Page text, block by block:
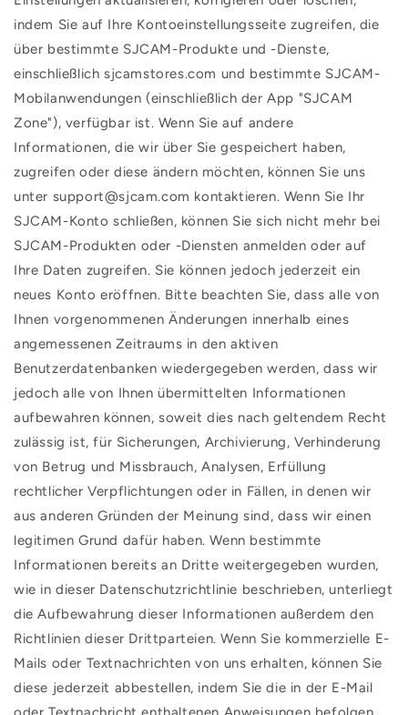
indem Sie auf Ihre Kontoeinstellungsseite zugreifen, die
über bestimmte SJCAM-Produkte und -Dienste,
einschließlich sjcamstores.com und bestimmte SJCAM-
Mobilanwendungen (einschließlich der App "SJCAM
Zone"), verfügbar ist. Wenn Sie auf andere
Informationen, die wir über Sie gespeichert haben,
zugreifen oder diese ändern möchten, können Sie uns
unter support@sjcam.com kontaktieren. Wenn Sie Ihr
SJCAM-Konto schließen, können Sie sich nicht mehr bei
SJCAM-Produkten oder -Diensten anmelden oder auf
Ihre Daten zugreifen. Sie können jedoch jederzeit ein
neues Konto eröffnen. Bitte beachten Sie, dass alle von
Ihnen vorgenommenen Änderungen innerhalb eines
angemessenen Zeitraums in den aktiven
Benutzerdatenbanken wiedergegeben werden, dass wir
jedoch alle von Ihnen übermittelten Informationen
aufbewahren können, soweit dies nach geltendem Recht
zulässig ist, für Sicherungen, Archivierung, Verhinderung
von Betrug und Missbrauch, Analysen, Erfüllung
rechtlicher Verpflichtungen oder in Fällen, in denen wir
aus anderen Gründen der Meinung sind, dass wir einen
legitimen Grund dafür haben. Wenn bestimmte
Informationen bereits an Dritte weitergegeben wurden,
wie in dieser Datenschutzrichtlinie beschrieben, unterliegt
die Aufbewahrung dieser Informationen außerdem den
Richtlinien dieser Drittparteien. Wenn Sie kommerzielle E-
Mails oder Textnachrichten von uns erhalten, können Sie
diese jederzeit abbestellen, indem Sie die in der E-Mail